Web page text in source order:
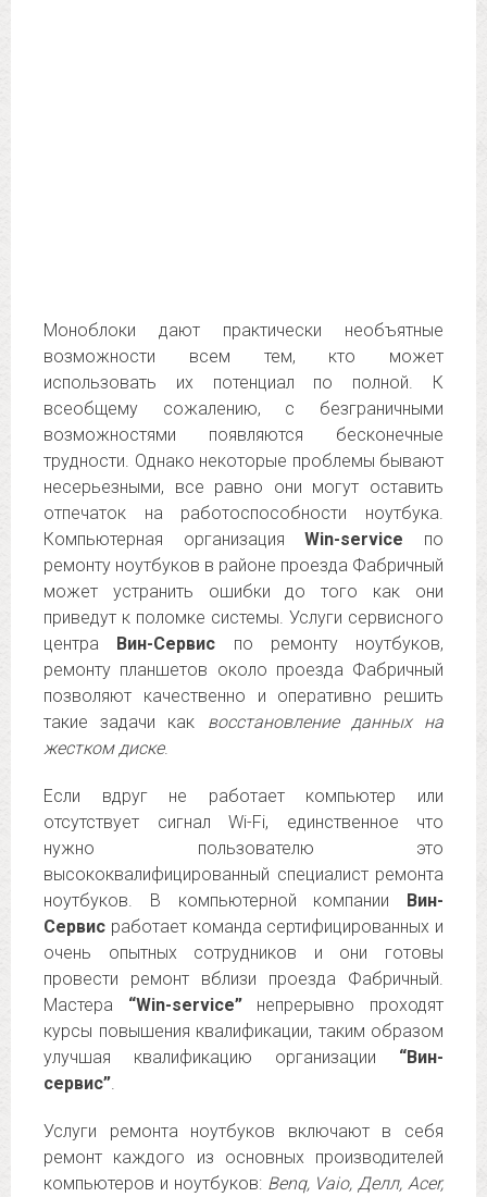
Моноблоки дают практически необъятные
возможности всем тем, кто может
использовать их потенциал по полной. К
всеобщему сожалению, с безграничными
возможностями появляются бесконечные
трудности. Однако некоторые проблемы бывают
несерьезными, все равно они могут оставить
отпечаток на работоспособности ноутбука.
Компьютерная организацияWin-service по
ремонту ноутбуков в районе проезда Фабричный
может устранить ошибки до того как они
приведут к поломке системы. Услуги сервисного
центра Вин-Сервис по ремонту ноутбуков,
ремонту планшетов около проезда Фабричный
позволяют качественно и оперативно решить
такие задачи как восстановление данных на
жестком диске.
Если вдруг не работает компьютер или
отсутствует сигнал Wi-Fi, единственное что
нужно пользователю это
высококвалифицированный специалист ремонта
ноутбуков. В компьютерной компании Вин-
Сервис работает команда сертифицированных и
очень опытных сотрудников и они готовы
провести ремонт вблизи проезда Фабричный.
Мастера “Win-service”непрерывно проходят
курсы повышения квалификации, таким образом
улучшая квалификацию организации “Вин-
сервис”.
Услуги ремонта ноутбуков включают в себя
ремонт каждого из основных производителей
компьютеров и ноутбуков: Benq, Vaio, Делл, Acer,